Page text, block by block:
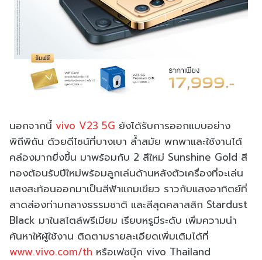
นอกจากนี้ vivo V23 5G ยังได้รับการออกแบบอย่าง
พิถีพิถัน ด้วยดีไซน์ที่บางเบา ล้ำสมัย พกพาและใช้งานได้
คล่องมากยิ่งขี้น มาพร้อมกับ 2 สีใหม่ Sunshine Gold สี
ทองต้อนรับปีใหม่พร้อมลูกเล่นด้านหลังตัวเครื่องที่จะเล่น
แสงสะท้อนออกมาเป็นสีฟ้าแกมเขียว ราวกับแสงอาทิตย์ที่
สาดส่องท่ามกลางธรรมชาติ และสีสุดคลาสสิก Stardust
Black มาในสไตล์พรีเมียม เรียบหรูมีระดับ เพิ่มความน่า
ค้นหาให้ผู้ใช้งาน ติดตามรายละเอียดเพิ่มเติมได้ที่
www.vivo.com/th หรือเฟซบุ๊ก vivo Thailand